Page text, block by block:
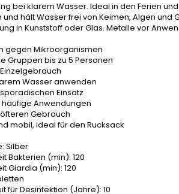
bei klarem Wasser. Ideal in den Ferien
hält Wasser frei von Keimen, Algen und
in Kunststoff oder Glas. Metalle vor
gegen Mikroorganismen
Gruppen bis zu 5 Personen
Wasser anwenden
Einsatz
häufige Anwendungen
Gebrauch
mobil, ideal für den Rucksack
Silber
Bakterien (min): 120
Giardia (min): 120
für Desinfektion (Jahre): 10